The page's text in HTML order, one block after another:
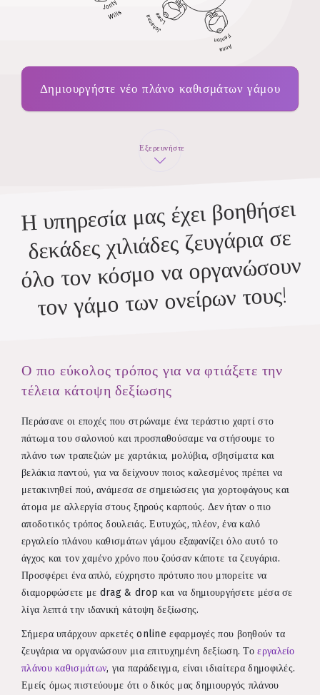
Δημιουργήστε νέο πλάνο καθισμάτων γάμου
Εξερευνήστε
Η υπηρεσία μας έχει βοηθήσει
δεκάδες χιλιάδες ζευγάρια σε
όλο τον κόσμο να οργανώσουν
τον γάμο των ονείρων τους!
Ο πιο εύκολος τρόπος για να φτιάξετε την
τέλεια κάτοψη δεξίωσης
Περάσανε οι εποχές που στρώναμε ένα τεράστιο χαρτί στο
πάτωμα του σαλονιού και προσπαθούσαμε να στήσουμε το
πλάνο των τραπεζιών με χαρτάκια, μολύβια, σβησίματα και
βελάκια παντού, για να δείχνουν ποιος καλεσμένος πρέπει να
μετακινηθεί πού, ανάμεσα σε σημειώσεις για χορτοφάγους και
άτομα με αλλεργία στους ξηρούς καρπούς. Δεν ήταν ο πιο
αποδοτικός τρόπος δουλειάς. Ευτυχώς, πλέον, ένα καλό
εργαλείο πλάνου καθισμάτων γάμου εξαφανίζει όλο αυτό το
άγχος και τον χαμένο χρόνο που ζούσαν κάποτε τα ζευγάρια.
Προσφέρει ένα απλό, εύχρηστο πρότυπο που μπορείτε να
διαμορφώσετε με drag & drop και να δημιουργήσετε μέσα σε
λίγα λεπτά την ιδανική κάτοψη δεξίωσης.
Σήμερα υπάρχουν αρκετές online εφαρμογές που βοηθούν τα
ζευγάρια να οργανώσουν μια επιτυχημένη δεξίωση. Τοεργαλείο
πλάνου καθισμάτων, για παράδειγμα, είναι ιδιαίτερα δημοφιλές.
Εμείς όμως πιστεύουμε ότι ο δικός μας δημιουργός πλάνου